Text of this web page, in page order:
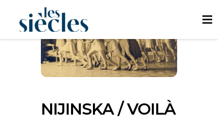
NIJINSKA / VOILÀ